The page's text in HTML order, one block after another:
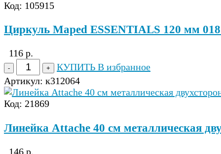
Код: 105915
Циркуль Maped ESSENTIALS 120 мм
116 р.
КУПИТЬ В избранное
Артикул: к312064
Код: 21869
Линейка Attache 40 см металлическая
146 р.